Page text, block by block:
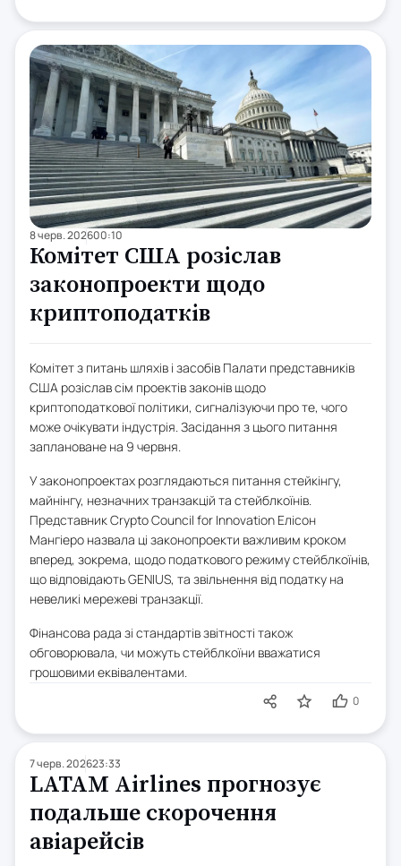
8 черв. 202600:10
Комітет США розіслав
законопроекти щодо
криптоподатків
Комітет з питань шляхів і засобів Палати представників
США розіслав сім проектів законів щодо
криптоподаткової політики, сигналізуючи про те, чого
може очікувати індустрія. Засідання з цього питання
заплановане на 9 червня.
У законопроектах розглядаються питання стейкінгу,
майнінгу, незначних транзакцій та стейблкоїнів.
Представник Crypto Council for Innovation Елісон
Мангіеро назвала ці законопроекти важливим кроком
вперед, зокрема, щодо податкового режиму стейблкоїнів,
що відповідають GENIUS, та звільнення від податку на
невеликі мережеві транзакції.
Фінансова рада зі стандартів звітності також
обговорювала, чи можуть стейблкоїни вважатися
грошовими еквівалентами.
0
7 черв. 202623:33
LATAM Airlines прогнозує
подальше скорочення
авіарейсів